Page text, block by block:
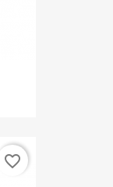
favorite_border